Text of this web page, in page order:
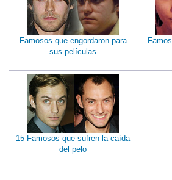
Famosos que engordaron para
sus películas
15 Famosos que sufren la caída
del pelo